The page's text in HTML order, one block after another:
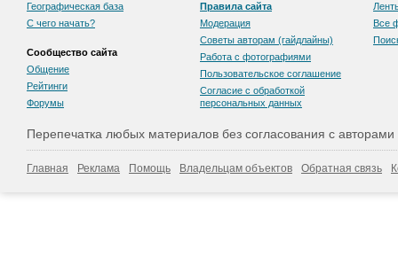
Географическая база
С чего начать?
Сообщество сайта
Общение
Рейтинги
Форумы
Правила сайта
Модерация
Советы авторам (гайдлайны)
Работа с фотографиями
Пользовательскоe соглашение
Согласие с обработкой
персональных данных
Все
Перепечатка любых материалов без согласования с
Главная Реклама Помощь Владельцам объектов Обратная связь